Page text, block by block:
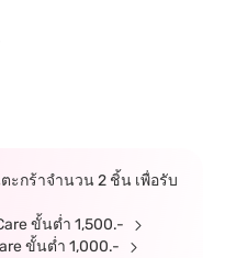
ะกร้าจำนวน 2 ชิ้น เพื่อรับ
ขั้นต่ำ 1,500.-
ขั้นต่ำ 1,000.-